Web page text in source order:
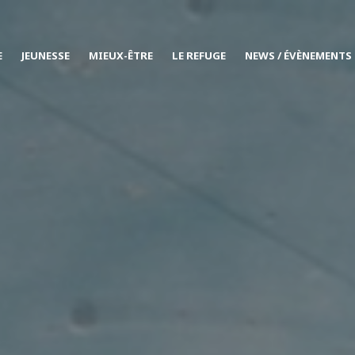
JEUNESSE MIEUX-ÊTRE LE REFUGE NEWS / ÉVÈNEMENTS